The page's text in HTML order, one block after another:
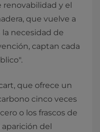
y el
que vuelve a
necesidad de
captan cada
que ofrece un
cinco veces
o los frascos de
del